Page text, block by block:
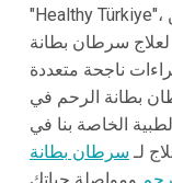
"Healthy Türkiye"، نعمل بالتعاون مع أطباء متخصصين
لعلاج سرطان بطانة
ناجحة متعددة
بطانة الرحم في
الخاصة بنا في
لـ سرطان بطانة